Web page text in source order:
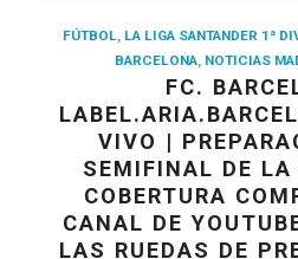
FÚTBOL, LA LIGA SANTANDER 1ª
BARCELONA, NOTICIAS
FC.
VIVO |
SEMIFINAL DE LA
COBERTURA
CANAL DE
LAS RUEDAS DE